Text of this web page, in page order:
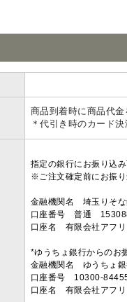
商品到着時に商品代
＊代引き時のカード
指定の銀行にお振り込
※ご注文確定前にお振
金融機関名 埼玉りそ
口座番号 普通
口座名 有限会社アフ
*ゆうちょ銀行からのお
金融機関名 ゆうちょ
口座番号 10300-
口座名 有限会社アフ